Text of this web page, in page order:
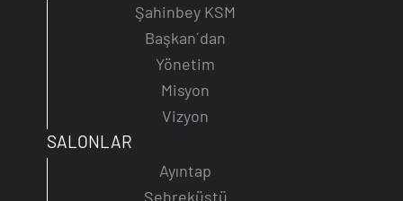
Şahinbey KSM
Başkan´dan
Yönetim
Misyon
Vizyon
SALONLAR
Ayıntap
Şehreküstü